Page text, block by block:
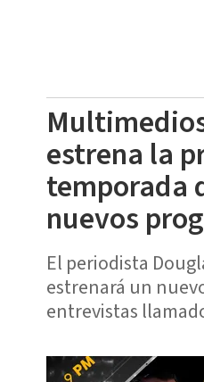
estrena la
temporada
nuevos
El periodista
estrenará un
entrevistas